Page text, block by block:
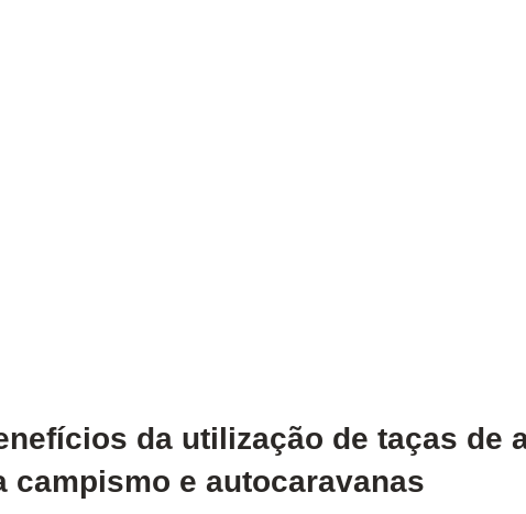
da utilização de taças de
campismo e autocaravanas